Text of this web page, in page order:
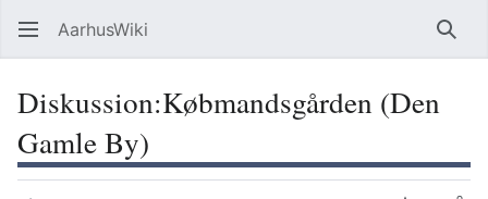
AarhusWiki Søg
Diskussion:Købmandsgården (Den
Gamle By)